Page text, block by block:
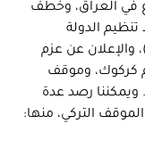
في العراق، وخطف
الدولة
والإعلان عن عزم
كركوك، وموقف
ويمكننا رصد عدة
التركي، منها: